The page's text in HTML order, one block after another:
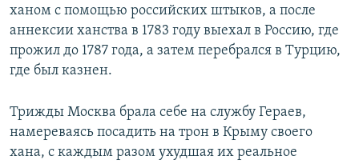
ханом с помощью российских штыков, а после
аннексии ханства в 1783 году выехал в Россию, где
прожил до 1787 года, а затем перебрался в Турцию,
где был казнен.
Трижды Москва брала себе на службу Гераев,
намереваясь посадить на трон в Крыму своего
хана, с каждым разом ухудшая их реальное